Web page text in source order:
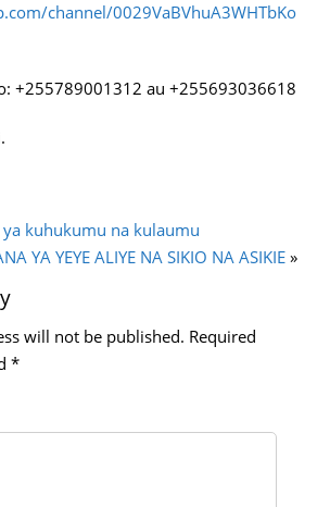
channel/0029VaBVhuA3WHTbKo
+255789001312 au +255693036618
kuhukumu na kulaumu
YA YEYE ALIYE NA SIKIO NA ASIKIE »
will not be published. Required
*